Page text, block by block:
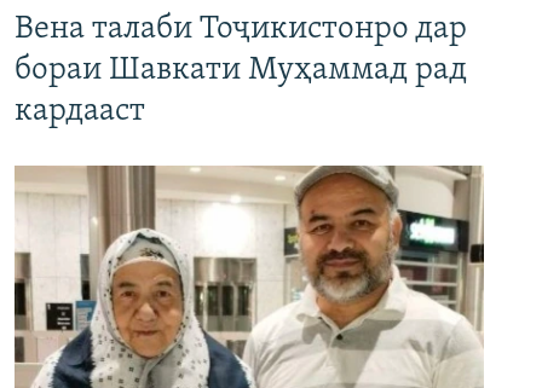
Вена талаби Тоҷикистонро дар
бораи Шавкати Муҳаммад рад
кардааст